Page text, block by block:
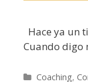
Hace ya un
Cuando digo
Coaching,